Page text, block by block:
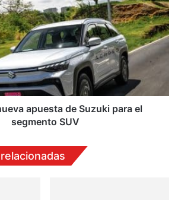
apuesta de Suzuki para el
segmento SUV